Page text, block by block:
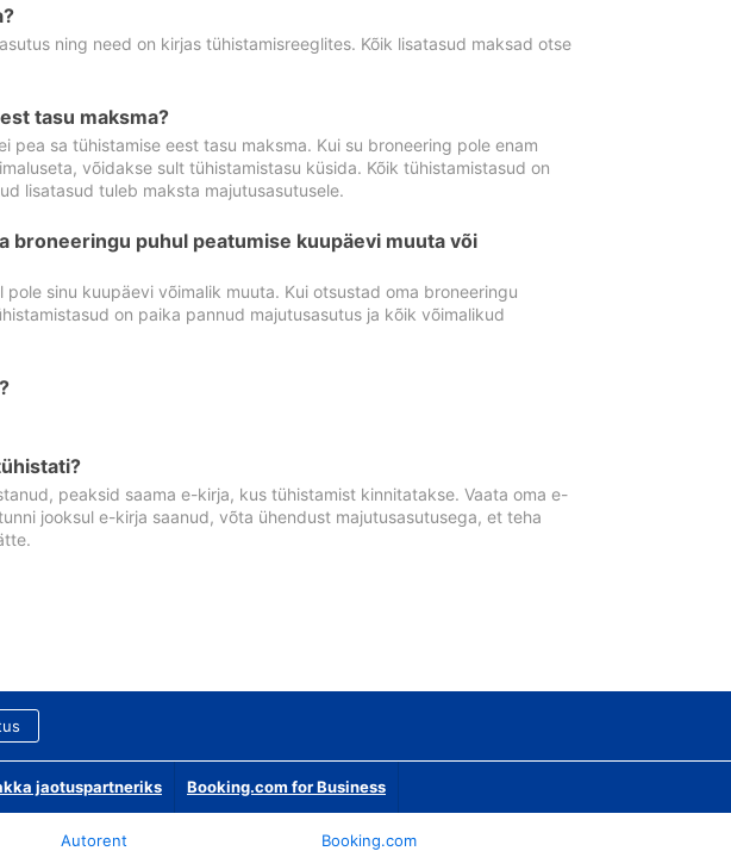
ning need on kirjas tühistamisreeglites. Kõik lisatasud maksad otse
tasu maksma?
pea sa tühistamise eest tasu maksma. Kui su broneering pole enam
võidakse sult tühistamistasu küsida. Kõik tühistamistasud on
lisatasud tuleb maksta majutusasutusele.
broneeringu puhul peatumise kuupäevi muuta või
sinu kuupäevi võimalik muuta. Kui otsustad oma broneeringu
on paika pannud majutusasutus ja kõik võimalikud
peaksid saama e-kirja, kus tühistamist kinnitatakse. Vaata oma e-
jooksul e-kirja saanud, võta ühendust majutusasutusega, et teha
jaotuspartneriks Booking.com for Business
Autorent
Booking.com